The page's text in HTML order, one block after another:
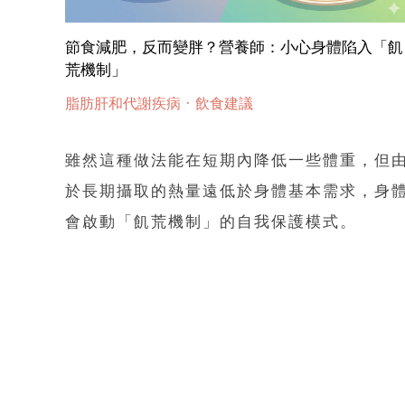
節食減肥，反而變胖？營養師：小心身體陷入「飢
荒機制」
脂肪肝和代謝疾病 · 飲食建議
雖然這種做法能在短期內降低一些體重，但
於長期攝取的熱量遠低於身體基本需求，身
會啟動「飢荒機制」的自我保護模式。